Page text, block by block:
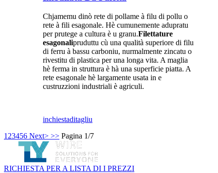
Chjamemu dinò rete di pollame à filu di pollu o
rete à fili esagonale. Hè cumunemente adupratu
per prutege a cultura è u granu.Filettature
esagonalipruduttu cù una qualità superiore di filu
di ferru à bassu carboniu, nurmalmente zincatu o
rivestitu di plastica per una longa vita. A maglia
hè ferma in struttura è hà una superficie piatta. A
rete esagonale hè largamente usata in e
custruzzioni industriali è agriculi.
inchiestaditagliu
1 23456 Next> >> Pagina 1/7
RICHIESTA PER A LISTA DI I PREZZI